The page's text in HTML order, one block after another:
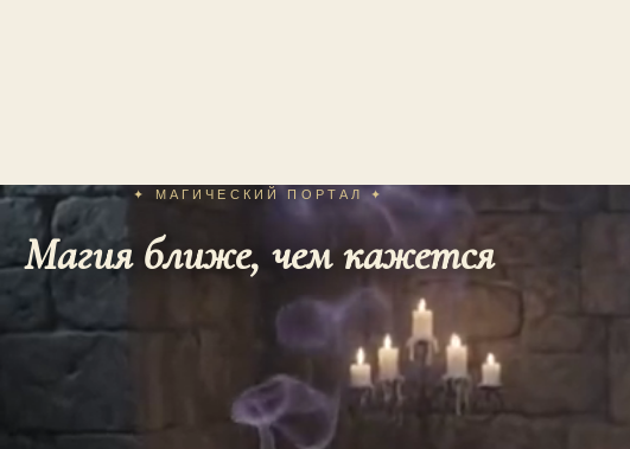
✦ МАГИЧЕСКИЙ ПОРТАЛ ✦
Магия ближе, чем кажется